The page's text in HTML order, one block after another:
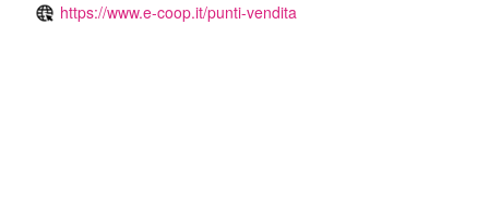
https://www.e-coop.it/punti-vendita